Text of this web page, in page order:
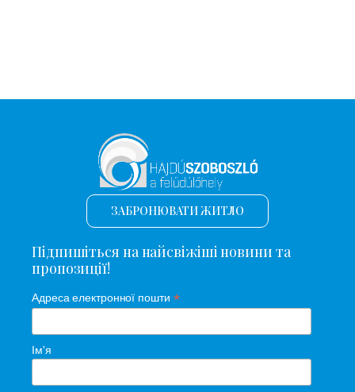
ЗАБРОНЮВАТИ ЖИТЛО
Підпишіться на найсвіжіші новини та
пропозиції!
Адреса електронної пошти *
Ім'я